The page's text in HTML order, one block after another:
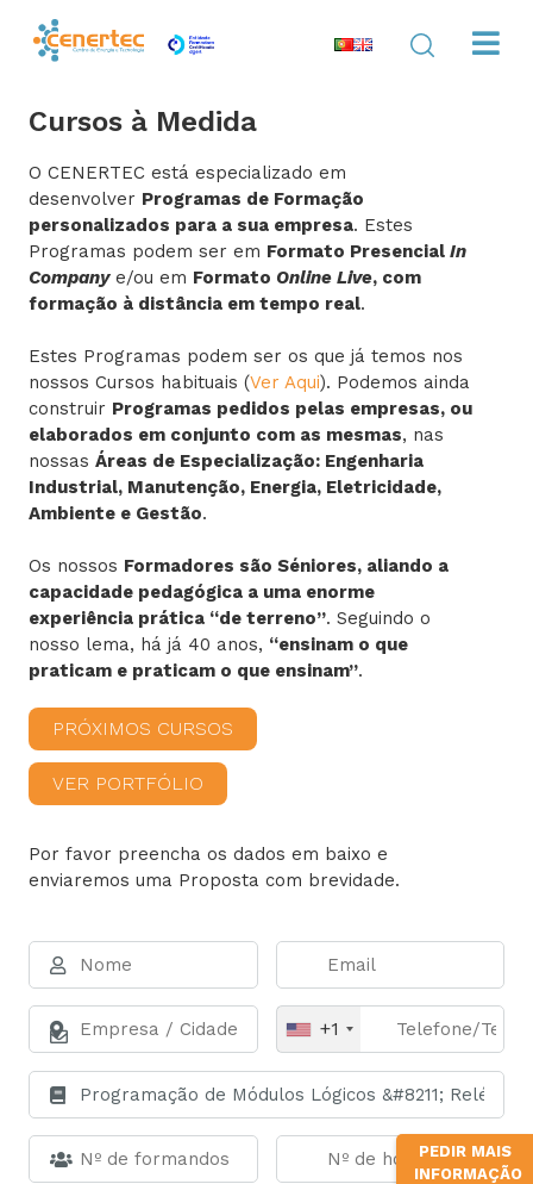
PEDIR MAIS
INFORMAÇÃO
Cursos à Medida
O CENERTEC está especializado em
desenvolver Programas de Formação
personalizados para a sua empresa. Estes
Programas podem ser em Formato Presencial In
Companye/ou em Formato Online Live, com
formação à distância em tempo real.
Estes Programas podem ser os que já temos nos
nossos Cursos habituais (Ver Aqui). Podemos ainda
construir Programas pedidos pelas empresas, ou
elaborados em conjunto com as mesmas, nas
nossas Áreas de Especialização: Engenharia
Industrial, Manutenção, Energia, Eletricidade,
Ambiente e Gestão.
Os nossos Formadores são Séniores, aliando a
capacidade pedagógica a uma enorme
experiência prática “de terreno”. Seguindo o
nosso lema, há já 40 anos, “ensinam o que
praticam e praticam o que ensinam”.
PRÓXIMOS CURSOS
VER PORTFÓLIO
Por favor preencha os dados em baixo e
enviaremos uma Proposta com brevidade.
+1